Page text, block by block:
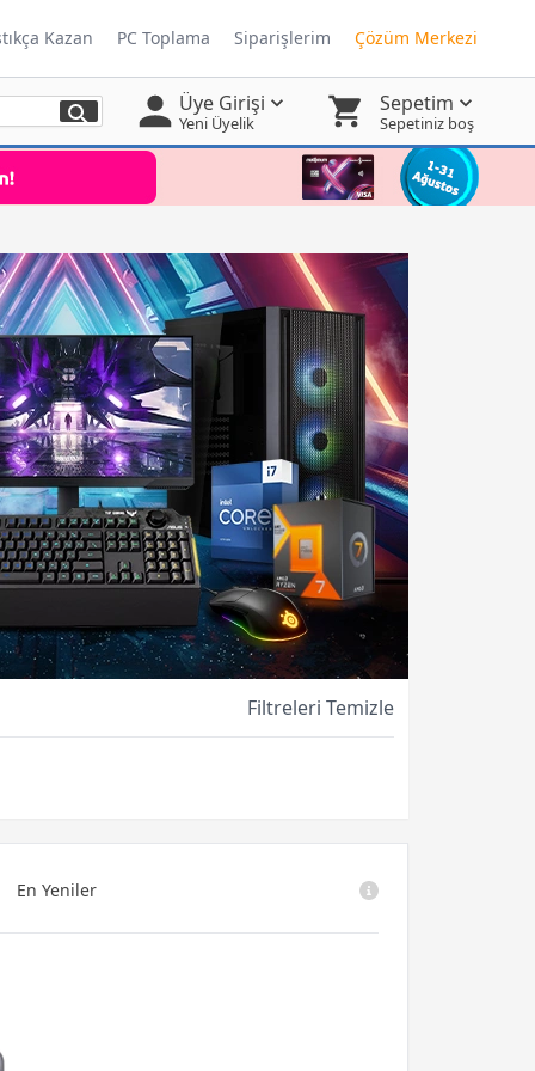
Kazan PC Toplama Siparişlerim Çözüm Merkezi
Üye Girişi
Yeni Üyelik
Sepetim
Sepetiniz boş
Filtreleri Temizle
En Yeniler